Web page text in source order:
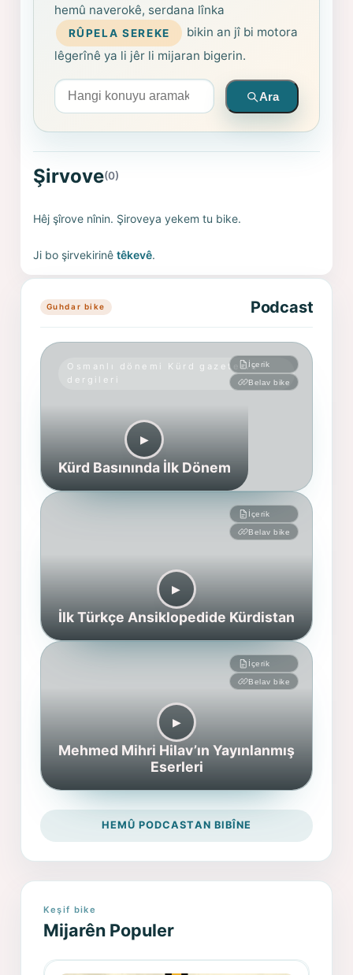
hemû naverokê, serdana lînka
RÛPELA SEREKE
bikin an jî bi motora
lêgerînê ya li jêr li mijaran bigerin.
Arama yapın
Ara
Şirvove(0)
Hêj şîrove nînin. Şiroveya yekem tu bike.
Ji bo şirvekirinêtêkevê.
Guhdar bike Podcast
Osmanlı dönemi Kürd gazete ve
dergileri
İçerik
Belav bike
▶︎
Kürd Basınında İlk Dönem
İçerik
Belav bike
▶︎
İlk Türkçe Ansiklopedide Kürdistan
İçerik
Belav bike
▶︎
Mehmed Mihri Hilav’ın Yayınlanmış
Eserleri
HEMÛ PODCASTAN BIBÎNE
Keşif bike
Mijarên Populer